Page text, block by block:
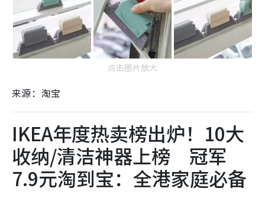
点击图片放大
来源：淘宝
IKEA年度热卖榜出炉！10大
收纳/清洁神器上榜 冠军
7.9元淘到宝：全港家庭必备